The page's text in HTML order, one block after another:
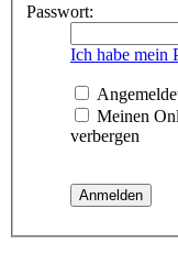
Passwort:
Ich habe mein
Meinen
verbergen